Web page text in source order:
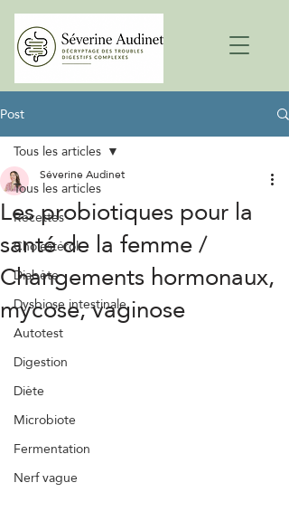
Post
Tous les articles
Recettes
Cholestérol
Diabète
Dysbiose intestinale
Autotest
Digestion
Diète
Microbiote
Fermentation
Nerf vague
Tous les articles
Les probiotiques pour la
santé de la femme /
Changements hormonaux,
mycose, vaginose
Séverine Audinet